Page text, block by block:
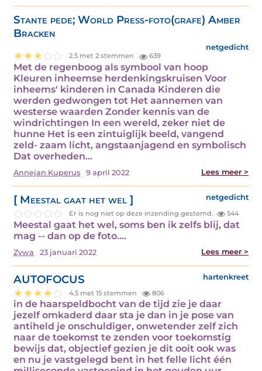
Stante pede; World Press-foto(grafe) Amber
Bracken
netgedicht
2.5 met 2 stemmen 639
Met de regenboog als symbool van hoop
Kleuren inheemse herdenkingskruisen Voor
inheems' kinderen in Canada Kinderen die
werden gedwongen tot Het aannemen van
westerse waarden Zonder kennis van de
windrichtingen In een wereld, zeker niet de
hunne Het is een zintuiglijk beeld, vangend
zeld- zaam licht, angstaanjagend en symbolisch
Dat overheden…
Annejan Kuperus 9 april 2022 Lees meer >
[ Meestal gaat het wel ] netgedicht
Er is nog niet op deze inzending gestemd. 544
Meestal gaat het wel, soms ben ik zelfs blij, dat
mag -- dan op de foto.…
Zywa 23 januari 2022 Lees meer >
AUTOFOCUS hartenkreet
4.5 met 15 stemmen 806
in de haarspeldbocht van de tijd zie je daar
jezelf omkaderd daar sta je dan in je pose van
antiheld je onschuldiger, onwetender zelf zich
naar de toekomst te zenden voor toekomstig
bewijs dat, objectief gezien je dit ooit ook was
en nu je vastgelegd bent in het felle licht één